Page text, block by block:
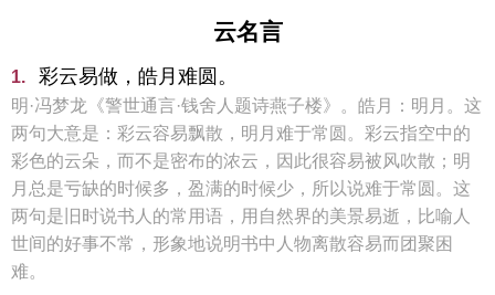
云名言
1. 彩云易做，皓月难圆。
明·冯梦龙《警世通言·钱舍人题诗燕子楼》。皓月：明月。这
两句大意是：彩云容易飘散，明月难于常圆。彩云指空中的
彩色的云朵，而不是密布的浓云，因此很容易被风吹散；明
月总是亏缺的时候多，盈满的时候少，所以说难于常圆。这
两句是旧时说书人的常用语，用自然界的美景易逝，比喻人
世间的好事不常，形象地说明书中人物离散容易而团聚困
难。